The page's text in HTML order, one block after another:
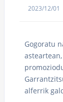
2023/12/01
Gogoratu
alferrik